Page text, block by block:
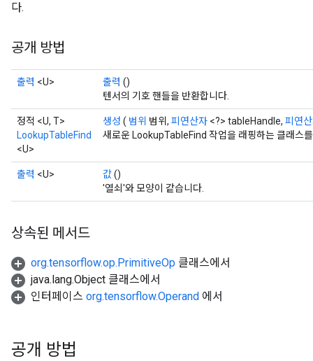
다.
공개 방법
출력 <U> 출력 ()
텐서의 기호 핸들을 반환합니다.
정적 <U, T>
LookupTableFind
<U>
생성 ( 범위 범위, 피연산자 <?> tableHandle, 피연
새로운 LookupTableFind 작업을 래핑하는 클래스
출력 <U> 값()
'열쇠'와 모양이 같습니다.
상속된 메서드
org.tensorflow.op.PrimitiveOp 클래스에서
java.lang.Object 클래스에서
인터페이스 org.tensorflow.Operand 에서
공개 방법